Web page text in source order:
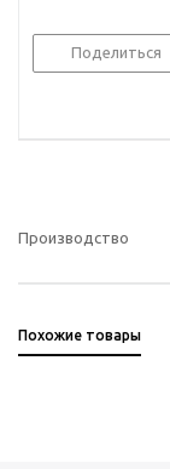
Поделиться
Производство
Похожие товары